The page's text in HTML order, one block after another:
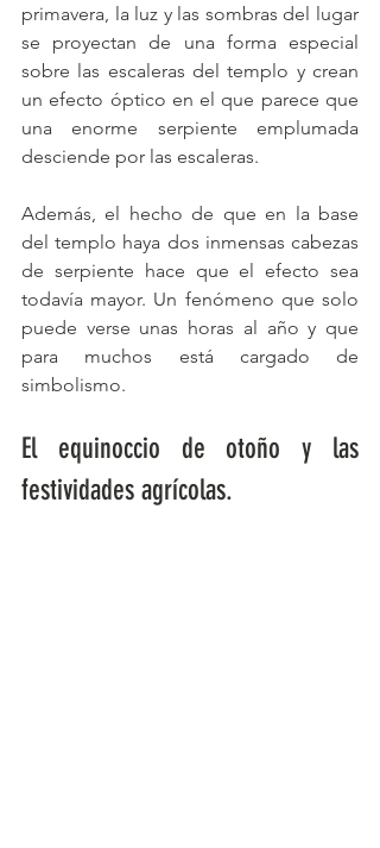
primavera, la luz y las sombras del lugar
se proyectan de una forma especial
sobre las escaleras del templo y crean
un efecto óptico en el que parece que
una enorme serpiente emplumada
desciende por las escaleras.
Además, el hecho de que en la base
del templo haya dos inmensas cabezas
de serpiente hace que el efecto sea
todavía mayor. Un fenómeno que solo
puede verse unas horas al año y que
para muchos está cargado de
simbolismo.
El equinoccio de otoño y las
festividades agrícolas.